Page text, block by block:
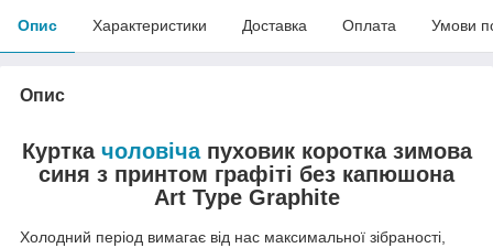
Опис Характеристики Доставка Оплата Умови
Опис
Куртка чоловічапуховик коротка зимова
синя з принтом графіті без капюшона
Art Type Graphite
Холодний період вимагає від нас максимальної зібраності,